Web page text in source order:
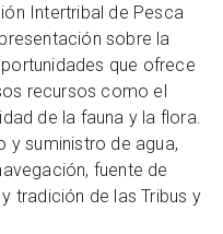
Intertribal de Pesca
sobre la
que ofrece
recursos como el
de la fauna y la flora.
y suministro de agua,
fuente de
tradición de las Tribus y